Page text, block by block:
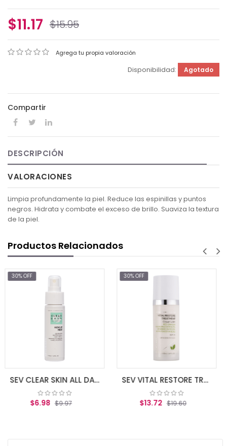
$11.17 $15.95
Agrega tu propia valoración
Disponibilidad: Agotado
Compartir
DESCRIPCIÓN
VALORACIONES
Limpia profundamente la piel. Reduce las espinillas y puntos
negros. Hidrata y combate el exceso de brillo. Suaviza la textura
de la piel.
Productos Relacionados
SEV CLEAR SKIN ALL DAY RESCUE MIST 50ml SEV VITAL RESTORE TREATMENT SPF 15 50 ML (DRY-SENS SKIN)